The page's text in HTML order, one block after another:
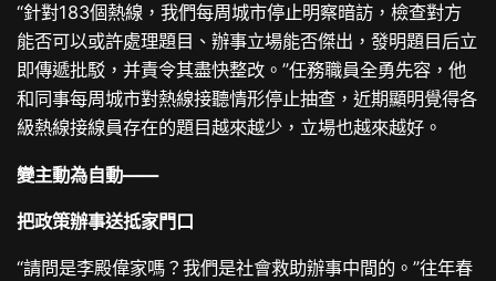
“針對183個熱線，我們每周城市停止明察暗訪，檢查對方
能否可以或許處理題目、辦事立場能否傑出，發明題目后立
即傳遞批駁，并責令其盡快整改。”任務職員全勇先容，他
和同事每周城市對熱線接聽情形停止抽查，近期顯明覺得各
級熱線接線員存在的題目越來越少，立場也越來越好。
變主動為自動——
把政策辦事送抵家門口
“請問是李殿偉家嗎？我們是社會救助辦事中間的。”往年春